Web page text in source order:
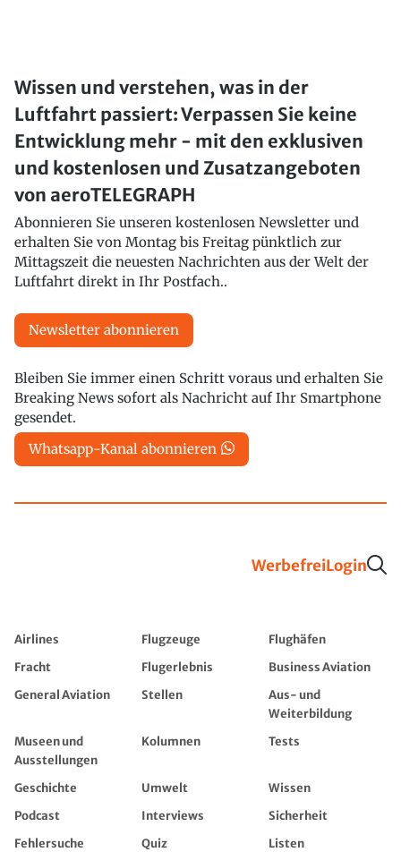
Wissen und verstehen, was in der
Luftfahrt passiert: Verpassen Sie keine
Entwicklung mehr - mit den exklusiven
und kostenlosen und Zusatzangeboten
von aeroTELEGRAPH
Abonnieren Sie unseren kostenlosen Newsletter und
erhalten Sie von Montag bis Freitag pünktlich zur
Mittagszeit die neuesten Nachrichten aus der Welt der
Luftfahrt direkt in Ihr Postfach..
Newsletter abonnieren
Bleiben Sie immer einen Schritt voraus und erhalten Sie
Breaking News sofort als Nachricht auf Ihr Smartphone
gesendet.
Whatsapp-Kanal abonnieren
WerbefreiLogin
Airlines Flugzeuge
Flughäfen
Fracht
Flugerlebnis
Business Aviation
General Aviation
Stellen
Aus- und
Weiterbildung
Museen und
Ausstellungen
Kolumnen Tests
Geschichte Umwelt
Wissen
Podcast
Interviews
Sicherheit
Fehlersuche
Quiz
Listen